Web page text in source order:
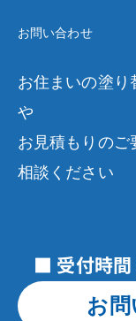
お問い合わせ
お住まいの塗り
や
お見積もりのご
相談ください
■ 受付時間
お